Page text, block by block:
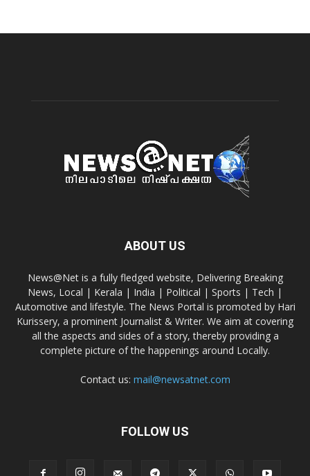
ABOUT US
News@Net is a fully fledged website, Delivering Breaking
News, Local | Kerala | India | Political | Sports | Tech |
Automotive and lifestyle. The News Portal is promoted by Hari
Kurissery, a prominent Journalist & Writer. We aim at covering
all the aspects and sides of a story, thereby providing a
complete picture of the happenings around Locally.
Contact us: mail@newsatnet.com
FOLLOW US